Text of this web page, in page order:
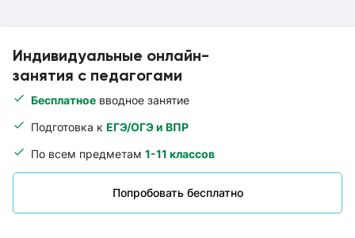
Индивидуальные онлайн-
занятия с педагогами
Бесплатное вводное занятие
Подготовка к ЕГЭ/ОГЭ и ВПР
По всем предметам 1-11 классов
Попробовать бесплатно